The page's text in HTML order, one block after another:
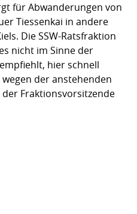
für Abwanderungen von
Tiessenkai in andere
Die SSW-Ratsfraktion
nicht im Sinne der
hier schnell
der anstehenden
Fraktionsvorsitzende